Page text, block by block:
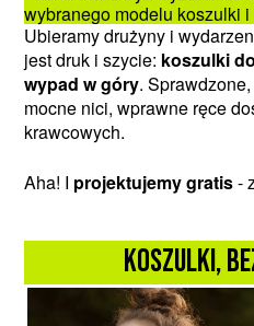
wybranego modelu koszulki
Ubieramy drużyny i
jest druk i szycie: koszulki
wypad w góry.
mocne nici, wprawne ręce
krawcowych.
Aha! I projektujemy gratis-
koszulki,